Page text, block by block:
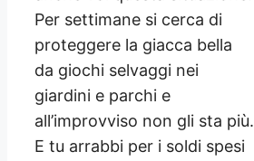
Per settimane si cerca di
proteggere la giacca bella
da giochi selvaggi nei
giardini e parchi e
all’improvviso non gli sta più.
E tu arrabbi per i soldi spesi